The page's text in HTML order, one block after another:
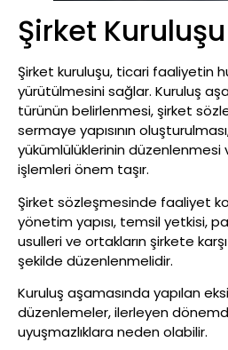
Şirket Kuruluşu
Şirket kuruluşu, ticari faaliyetin
yürütülmesini sağlar. Kuruluş
türünün belirlenmesi, şirket
sermaye yapısının
yükümlülüklerinin
işlemleri önem taşır.
Şirket sözleşmesinde faaliyet
yönetim yapısı, temsil yetkisi,
usulleri ve ortakların şirkete
şekilde düzenlenmelidir.
Kuruluş aşamasında yapılan
düzenlemeler, ilerleyen
uyuşmazlıklara neden olabilir.